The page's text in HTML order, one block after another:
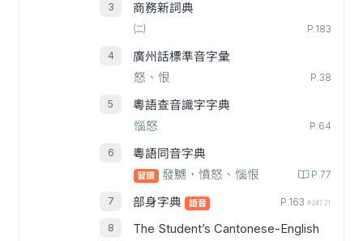
商務新詞典
㈡
P.183
廣州話標準音字彙
怒、恨
P.38
粵語查音識字字典
惱怒
P.64
粵語同音字典
習讀 發嬲，憤怒、惱恨 P.77
部身字典 語音 P.163 #24121
The Student’s Cantonese-English